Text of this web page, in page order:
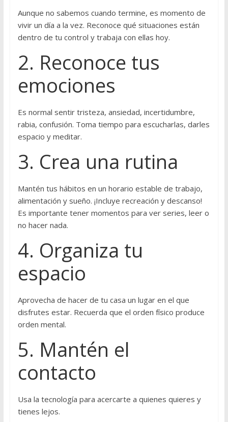
Aunque no sabemos cuando termine, es momento de
vivir un día a la vez. Reconoce qué situaciones están
dentro de tu control y trabaja con ellas hoy.
2. Reconoce tus
emociones
Es normal sentir tristeza, ansiedad, incertidumbre,
rabia, confusión. Toma tiempo para escucharlas, darles
espacio y meditar.
3. Crea una rutina
Mantén tus hábitos en un horario estable de trabajo,
alimentación y sueño. ¡Incluye recreación y descanso!
Es importante tener momentos para ver series, leer o
no hacer nada.
4. Organiza tu
espacio
Aprovecha de hacer de tu casa un lugar en el que
disfrutes estar. Recuerda que el orden físico produce
orden mental.
5. Mantén el
contacto
Usa la tecnología para acercarte a quienes quieres y
tienes lejos.